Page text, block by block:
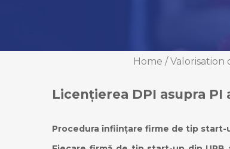
Home /Valorisation
Licențierea DPI asupra
Procedura înființare firme de tip start-